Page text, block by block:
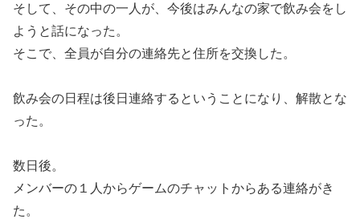
そして、その中の一人が、今後はみんなの家で飲み会をし
ようと話になった。
そこで、全員が自分の連絡先と住所を交換した。
飲み会の日程は後日連絡するということになり、解散とな
った。
数日後。
メンバーの１人からゲームのチャットからある連絡がき
た。